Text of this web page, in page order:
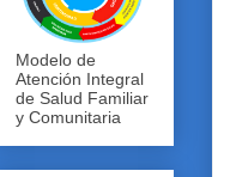
Modelo de
Atención Integral
de Salud Familiar
y Comunitaria